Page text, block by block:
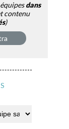
dans
contenu
)